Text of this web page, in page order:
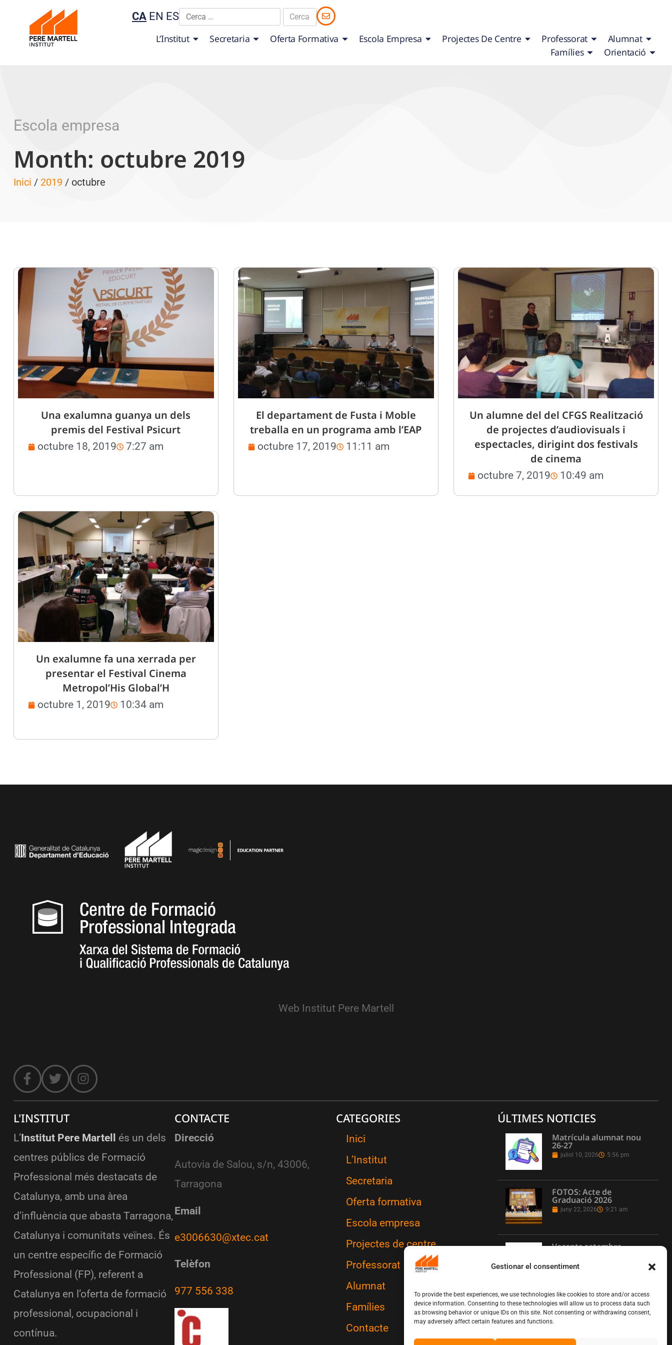
Gestionar el consentiment
To provide the best experiences, we use technologies like cookies to store and/or access
device information. Consenting to these technologies will allow us to process data such
as browsing behavior or unique IDs on this site. Not consenting or withdrawing consent,
may adversely affect certain features and functions.
CA EN ES
L’Institut Secretaria Oferta Formativa Escola Empresa Projectes De Centre Professorat
Alumnat
Famílies
Orientació
Escola empresa
Month: octubre 2019
Inici / 2019 / octubre
Una exalumna guanya un dels
premis del Festival Psicurt
octubre 18, 2019 7:27 am
El departament de Fusta i Moble
treballa en un programa amb l’EAP
octubre 17, 2019 11:11 am
Un alumne del del CFGS Realització
de projectes d’audiovisuals i
espectacles, dirigint dos festivals
de cinema
octubre 7, 2019 10:49 am
Un exalumne fa una xerrada per
presentar el Festival Cinema
Metropol’His Global’H
octubre 1, 2019 10:34 am
Web Institut Pere Martell
L'INSTITUT
L’Institut Pere Martell
és un dels
centres públics de Formació
Professional més destacats de
Catalunya, amb una àrea
d’influència que abasta Tarragona,
Catalunya i comunitats veïnes. És
un centre específic de Formació
Professional (FP), referent a
Catalunya en l’oferta de formació
professional, ocupacional i
contínua.
CONTACTE
Direcció
Autovia de Salou, s/n, 43006,
Tarragona
Email
e3006630@xtec.cat
Telèfon
977 556 338
CATEGORIES
Inici
L’Institut
Secretaria
Oferta formativa
Escola empresa
Projectes de centre
Professorat
Alumnat
Famílies
Contacte
ÚLTIMES NOTICIES
Matrícula alumnat nou
26-27
juliol 10, 2026 5:56 pm
FOTOS: Acte de
Graduació 2026
juny 22, 2026 9:21 am
Vacants setembre
L’Institut Pere Martell
executa un projecte de
realització multicàmera
en remot